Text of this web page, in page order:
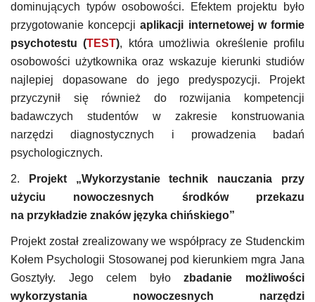
dominujących typów osobowości. Efektem projektu było
przygotowanie koncepcjiaplikacji internetowej w formie
psychotestu (TEST), która umożliwia określenie profilu
osobowości użytkownika oraz wskazuje kierunki studiów
najlepiej dopasowane do jego predyspozycji. Projekt
przyczynił się również do rozwijania kompetencji
badawczych studentów w zakresie konstruowania
narzędzi diagnostycznych i prowadzenia badań
psychologicznych.
2.
Projekt „Wykorzystanie technik nauczania przy
użyciu nowoczesnych środków przekazu
na przykładzie znaków języka chińskiego”
Projekt został zrealizowany we współpracy ze Studenckim
Kołem Psychologii Stosowanej pod kierunkiem mgra Jana
Gosztyły. Jego celem byłozbadanie możliwości
wykorzystania nowoczesnych narzędzi